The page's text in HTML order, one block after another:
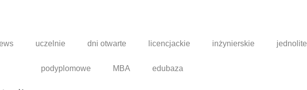
uczelnie dni otwarte licencjackie inżynierskie jednolite
podyplomowe MBA edubaza